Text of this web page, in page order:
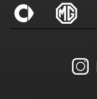
Tempomat
umklappbare
Android-Auto